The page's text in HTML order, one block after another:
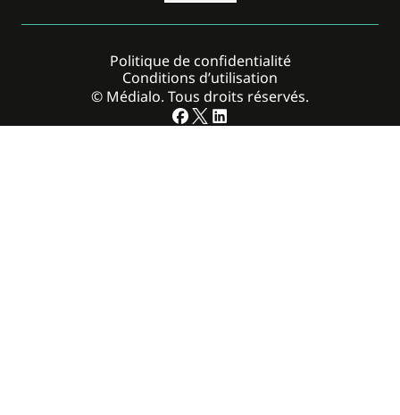
© Médialo. Tous droits réservés.
Politique de confidentialité
Conditions d’utilisation